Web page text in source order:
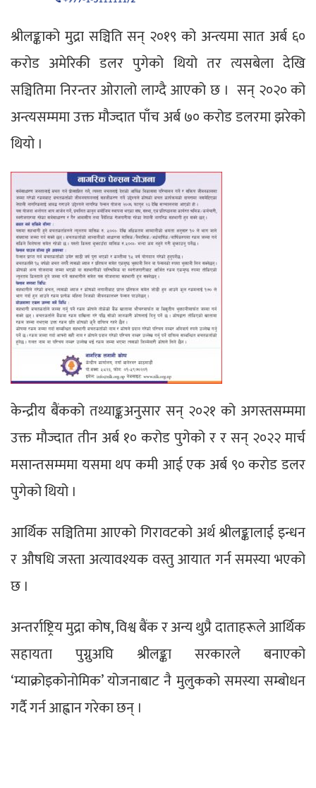
श्रीलङ्काको मुद्रा सञ्चिति सन् २०१९ को अन्त्यमा सात अर्ब ६०
करोड अमेरिकी डलर पुगेको थियो तर त्यसबेला देखि
सञ्चितिमा निरन्तर ओरालो लाग्दै आएको छ । सन् २०२० को
अन्त्यसम्ममा उक्त मौज्दात पाँच अर्ब ७० करोड डलरमा झरेको
थियो ।
केन्द्रीय बैंकको तथ्याङ्कअनुसार सन् २०२१ को अगस्तसम्ममा
उक्त मौज्दात तीन अर्ब १० करोड पुगेको र र सन् २०२२ मार्च
मसान्तसम्ममा यसमा थप कमी आई एक अर्ब ९० करोड डलर
पुगेको थियो ।
आर्थिक सञ्चितिमा आएको गिरावटको अर्थ श्रीलङ्कालाई इन्धन
र औषधि जस्ता अत्यावश्यक वस्तु आयात गर्न समस्या भएको
छ ।
अन्तर्राष्ट्रिय मुद्रा कोष, विश्व बैंक र अन्य थुप्रै दाताहरूले आर्थिक
सहायता पुग्नुअघि श्रीलङ्का सरकारले बनाएको
‘म्याक्रोइकोनोमिक’ योजनाबाट नै मुलुकको समस्या सम्बोधन
गर्दै गर्न आह्वान गरेका छन् ।